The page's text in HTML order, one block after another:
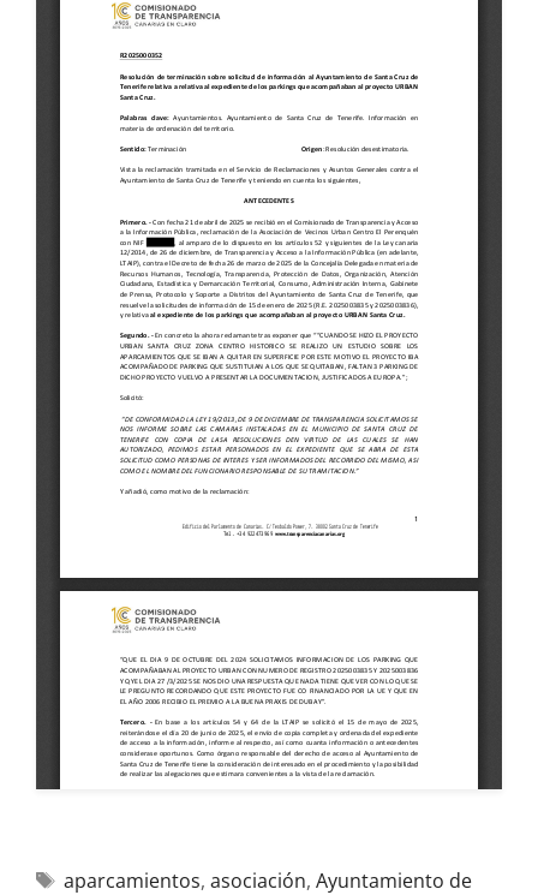
aparcamientos, asociación, Ayuntamiento de